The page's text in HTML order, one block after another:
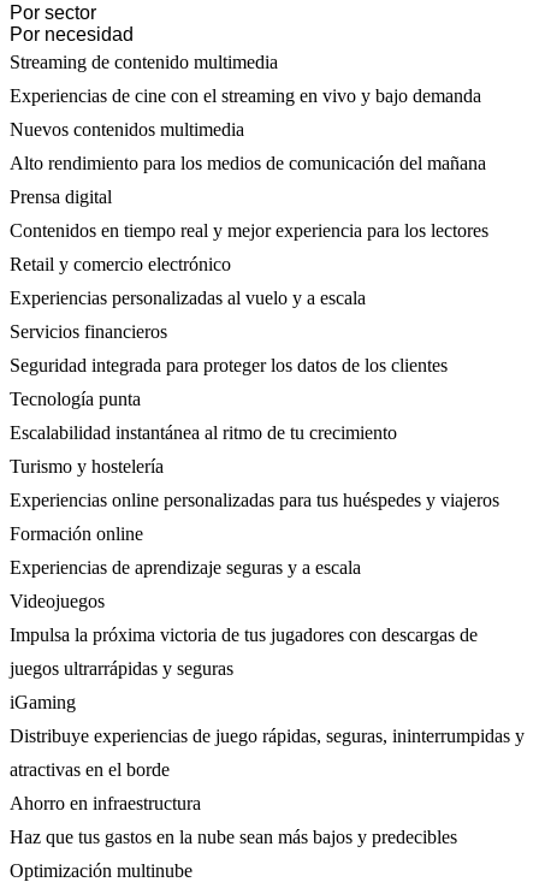
Por sector
Por necesidad
Streaming de contenido multimedia
Experiencias de cine con el streaming en vivo y bajo demanda
Nuevos contenidos multimedia
Alto rendimiento para los medios de comunicación del mañana
Prensa digital
Contenidos en tiempo real y mejor experiencia para los lectores
Retail y comercio electrónico
Experiencias personalizadas al vuelo y a escala
Servicios financieros
Seguridad integrada para proteger los datos de los clientes
Tecnología punta
Escalabilidad instantánea al ritmo de tu crecimiento
Turismo y hostelería
Experiencias online personalizadas para tus huéspedes y viajeros
Formación online
Experiencias de aprendizaje seguras y a escala
Videojuegos
Impulsa la próxima victoria de tus jugadores con descargas de
juegos ultrarrápidas y seguras
iGaming
Distribuye experiencias de juego rápidas, seguras, ininterrumpidas y
atractivas en el borde
Ahorro en infraestructura
Haz que tus gastos en la nube sean más bajos y predecibles
Optimización multinube